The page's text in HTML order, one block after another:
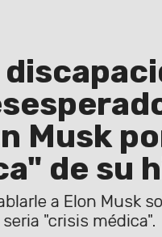
Musk
de su
a Elon Musk
"crisis médica".